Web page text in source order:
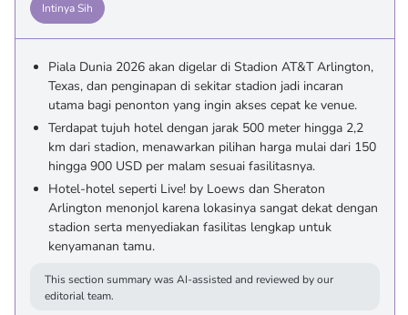
Intinya Sih
Piala Dunia 2026 akan digelar di Stadion AT&T Arlington,
Texas, dan penginapan di sekitar stadion jadi incaran
utama bagi penonton yang ingin akses cepat ke venue.
Terdapat tujuh hotel dengan jarak 500 meter hingga 2,2
km dari stadion, menawarkan pilihan harga mulai dari 150
hingga 900 USD per malam sesuai fasilitasnya.
Hotel-hotel seperti Live! by Loews dan Sheraton
Arlington menonjol karena lokasinya sangat dekat dengan
stadion serta menyediakan fasilitas lengkap untuk
kenyamanan tamu.
This section summary was AI-assisted and reviewed by our
editorial team.